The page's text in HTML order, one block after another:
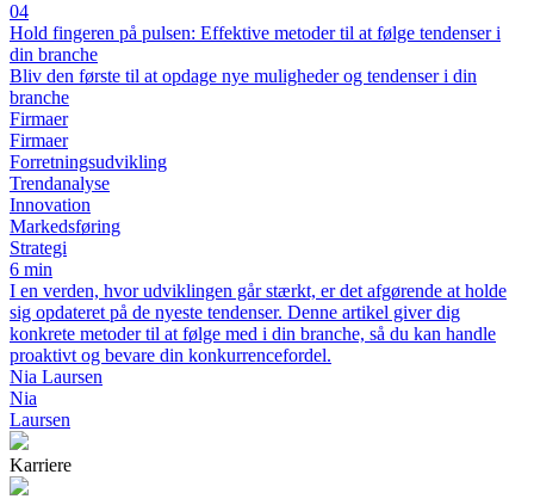
04
Hold fingeren på pulsen: Effektive metoder til at følge tendenser i
din branche
Bliv den første til at opdage nye muligheder og tendenser i din
branche
Firmaer
Firmaer
Forretningsudvikling
Trendanalyse
Innovation
Markedsføring
Strategi
6 min
I en verden, hvor udviklingen går stærkt, er det afgørende at holde
sig opdateret på de nyeste tendenser. Denne artikel giver dig
konkrete metoder til at følge med i din branche, så du kan handle
proaktivt og bevare din konkurrencefordel.
Nia Laursen
Nia
Laursen
Karriere